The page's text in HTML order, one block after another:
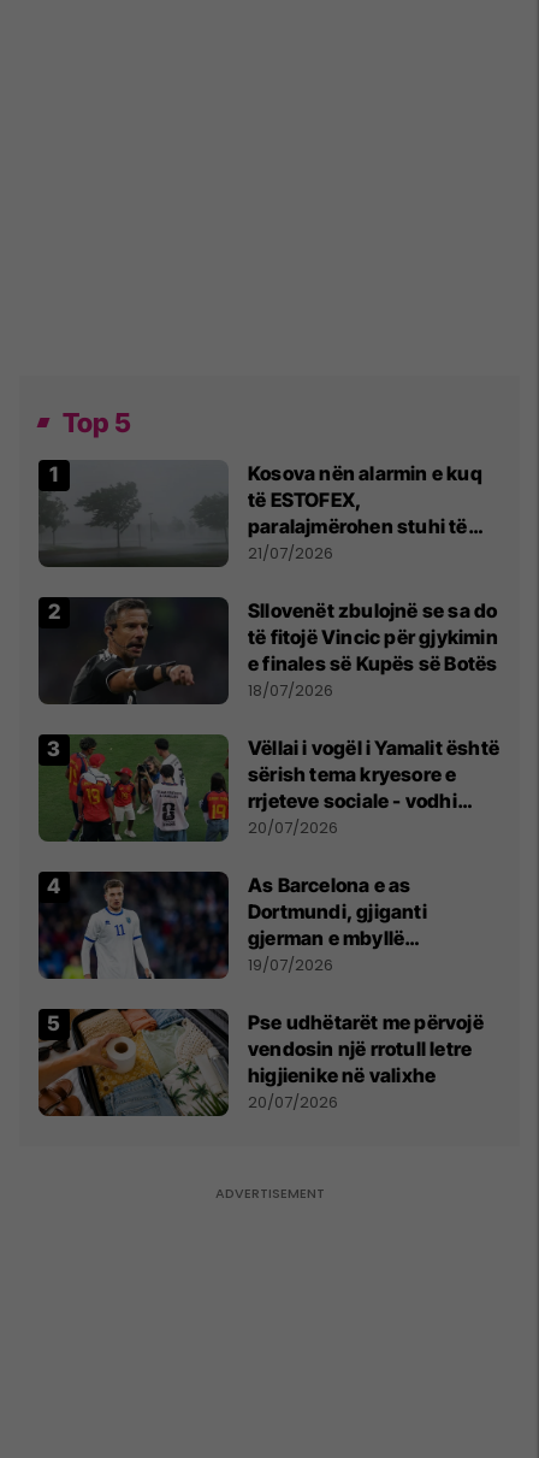
Top 5
Kosova nën alarmin e kuq
të ESTOFEX,
paralajmërohen stuhi të
fuqishme me breshër dhe
21/07/2026
Sllovenët zbulojnë se sa do
të fitojë Vincic për gjykimin
e finales së Kupës së Botës
18/07/2026
Vëllai i vogël i Yamalit është
sërish tema kryesore e
rrjeteve sociale - vodhi
vëmendjen pas finales së
20/07/2026
As Barcelona e as
Dortmundi, gjiganti
gjerman e mbyllë
marrëveshjen për Fisnik
19/07/2026
Pse udhëtarët me përvojë
vendosin një rrotull letre
higjienike në valixhe
20/07/2026